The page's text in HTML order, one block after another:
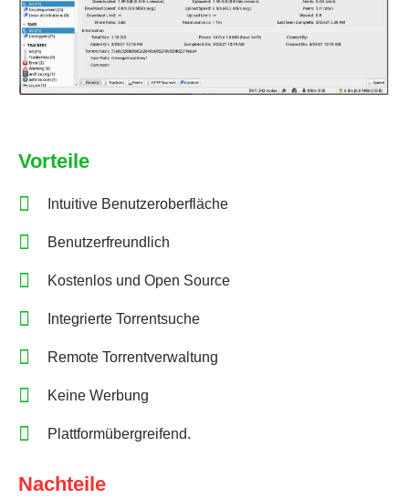
Vorteile
Intuitive Benutzeroberfläche
Benutzerfreundlich
Kostenlos und Open Source
Integrierte Torrentsuche
Remote Torrentverwaltung
Keine Werbung
Plattformübergreifend.
Nachteile